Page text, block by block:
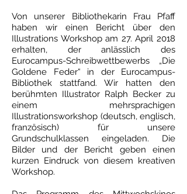
Von unserer Bibliothekarin Frau Pfaff
haben wir einen Bericht über den
Illustrations Workshop am 27. April 2018
erhalten, der anlässlich des
Eurocampus-Schreibwettbewerbs „Die
Goldene Feder“ in der Eurocampus-
Bibliothek stattfand. Wir hatten den
berühmten Illustrator Ralph Becker zu
einem mehrsprachigen
Illustrationsworkshop (deutsch, englisch,
französisch) für unsere
Grundschulklassen eingeladen. Die
Bilder und der Bericht geben einen
kurzen Eindruck von diesem kreativen
Workshop.